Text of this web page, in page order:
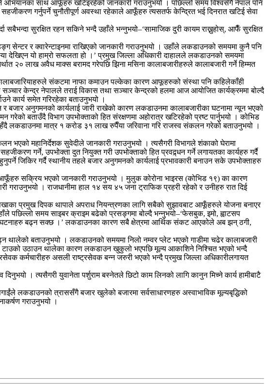
अभियानका साथ आफूँहरु खटिइरहेको जानकारी गराउनुभयो । पछिल्लो समय विश्वसँगै नेपाल पनि
गर्नुपर्ने चुनौतीपूर्ण अवस्था रहेकाले आफूँहरु त्यसतर्फ केन्द्रित भई दिनरात खटिई सेवा
सुरक्षित रहन सकिने भन्दै उहाँले भन्नुभयो–‘सामाजिक दुरी कायम राख्नुहोस्, आफैँ सुरक्षित
सेन्टर र क्वारेन्टाइनमा राखिएको जानकारी गराउनुभयो । उहाँले लकडाउनको समयमा कुनै पनि
देखिएन यो हाम्रो सफलता हो ।’ प्रमुख जिल्ला अधिकारी दाहालले लकडाउनको समयमा
२० लाख अवैध माक्स बरामद गरेपछि झिना मसिना कालाबजारीहरुले कालाबजारी गर्ने हिम्मत
संकटमा नाफा कमाउन पल्केका कारण आफूहरुको संस्था पनि कहिलेकाँही
केन्द्र नेपालले तराई विकास तथा सञ्चार केन्द्रको हलमा आज आयोजित कार्यक्रममा बोल्दै
कार्य समेत गरिरहेका बताउनुभयो ।
अनुगमनको कार्यलाई जारी राखेको कारण लकडाउनमा कालाबजारीका घटनामा न्यून भएको
बताउँदै विभाग उपभोक्ताको हित संरक्षणमा अहोरात्र खटिरहेको प्रष्ट पार्नुभयो । कोभिड
लकडाउनमा मात्र १ करोड ३१ लाख रुपैँया जरिवाना गरि राजस्व संकलन गरेको बताउनुभयो ।
भएको महानिर्देशक सुवेदीले जानकारी गराउनुभयो । त्यसैगरी विभागले शंकाको घेरामा
गर्ने, उपभोक्ता दुत नियुक्त गरी उपभोक्ताको हित प्रवद्र्धन गर्ने लगायतका कार्यहरु गर्दै
जिकिर गर्दै स्थानीय तहले बजार अनुगमनको कार्यलाई प्रभावकारी बनाउन सके उपभोक्ताहरु
आफूँहरु सक्रिय भएको जानकारी गराउनुभयो । मुलुक कोरोना भाइरस (कोभिड १९) का कारण
। राजधानीमा हाल १४ सय ४५ जना ट्राफिक प्रहरी रहेको र उनीहरु रात दिई
प्रमुख दिपक थापाले अपराध नियन्त्रणका लागि सबैको सुझावबाट आफूँहरुले योजना बनाएर
पछिल्लो समय साइबर क्राइम बढेको प्रसङ्गमा बोल्दै भन्नुभयो–‘फेसबुक, इमो, ह्वाटसप
घटनाहरु बढ्न सक्छ ।’ लकडाउनका कारण सबै क्षेत्रमा आर्थिक संकट आएकोले अब झन् ठगी,
थालेको बताउनुभयो । लकडाउनको समयमा निलो नम्वर प्लेट भएको गाडीमा चढेर कालाबजारी
टाउको उठाउन थालेका कारण लकडाउन खुकुलो भएपछि मूल्य आकाशिने निश्चित भएको भन्दै
कर्मचारीहरु असली राष्ट्रसेवक बन्न जरुरी भएको भन्दै प्रमुख जिल्ला अधिकारीलगायत
। त्यसैगरी युवानेता पर्शुराम बस्नेतले छिटो काम लिनको लागि कानुन मिच्ने कार्य हामीबाटै
लकडाउनको त्राससँगै बजार खुलेको बजारमा सर्वसाधारणहरु अस्वाभाविक मूल्यबृद्धिको
गराउनुभयो ।